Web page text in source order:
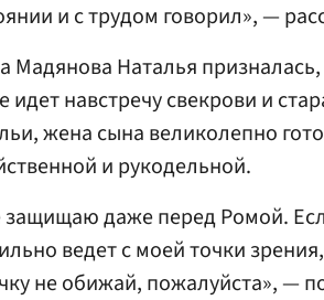
и с трудом говорил», —
Мадянова Наталья
идет навстречу свекрови и
жена сына великолепно
и рукодельной.
защищаю даже перед Ромой.
ведет с моей точки
не обижай, пожалуйста», —